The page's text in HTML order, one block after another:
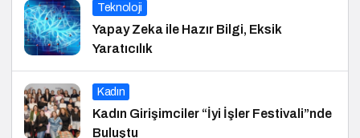
Teknoloji
Yapay Zeka ile Hazır Bilgi, Eksik
Yaratıcılık
Kadın
Kadın Girişimciler “İyi İşler Festivali”nde
Buluştu